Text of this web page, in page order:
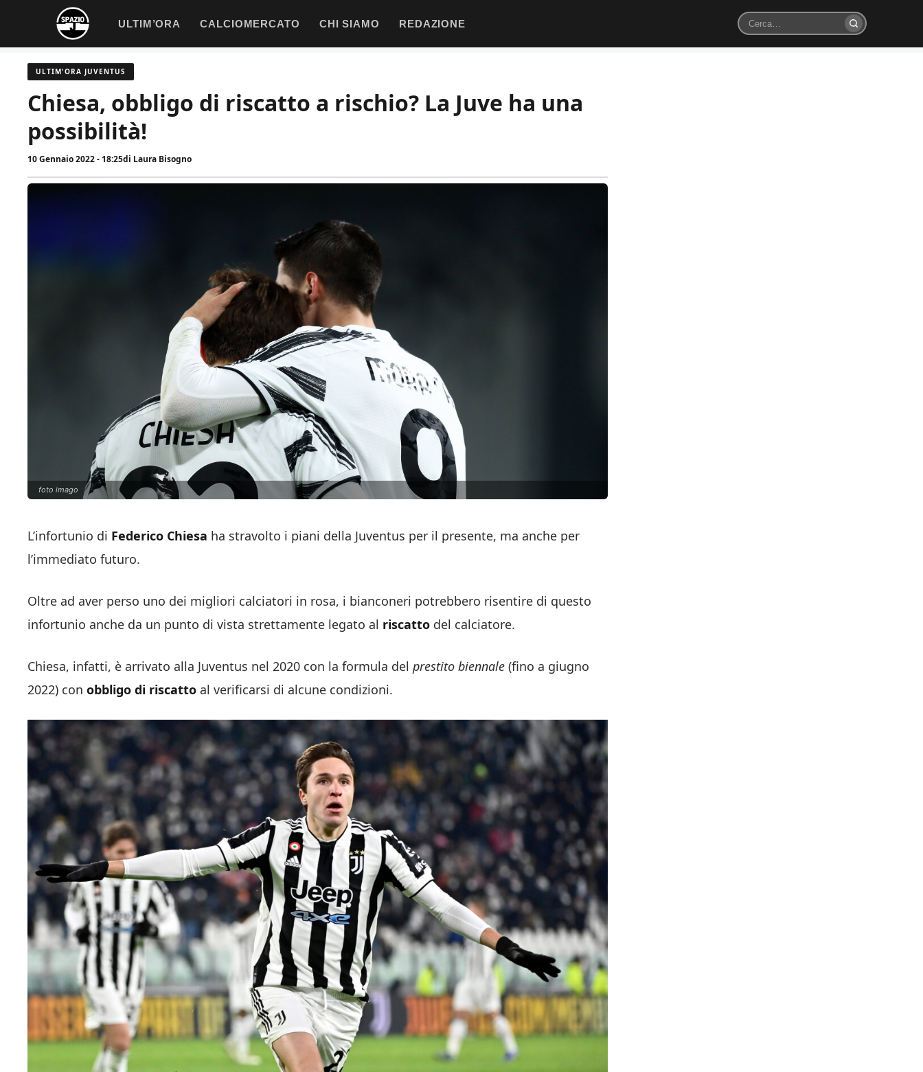
contenuto
ULTIM’ORA CALCIOMERCATO CHI SIAMO REDAZIONE
Cerca
ULTIM'ORA JUVENTUS
Chiesa, obbligo di riscatto a rischio? La Juve ha una
possibilità!
10 Gennaio 2022 - 18:25di Laura Bisogno
foto imago
L’infortunio di Federico Chiesa ha stravolto i piani della Juventus per il presente, ma anche per
l’immediato futuro.
Oltre ad aver perso uno dei migliori calciatori in rosa, i bianconeri potrebbero risentire di questo
infortunio anche da un punto di vista strettamente legato al riscatto del calciatore.
Chiesa, infatti, è arrivato alla Juventus nel 2020 con la formula del prestito biennale (fino a giugno
2022) con obbligo di riscatto al verificarsi di alcune condizioni.